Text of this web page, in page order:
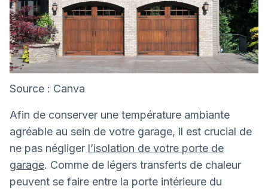
Source : Canva
Afin de conserver une température ambiante
agréable au sein de votre garage, il est crucial de
ne pas négliger l’isolation de votre porte de
garage. Comme de légers transferts de chaleur
peuvent se faire entre la porte intérieure du